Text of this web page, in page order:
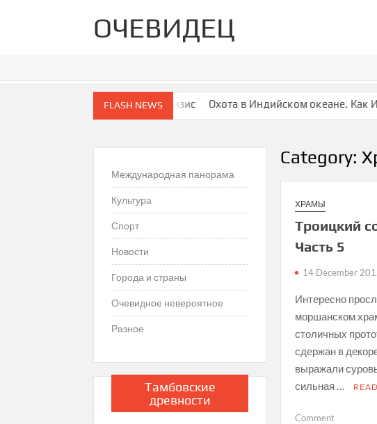
ОЧЕВИДЕЦ
FLASH NEWS
с Ираном США вползли в кризис Охота в Индийском океане. Как
Category:
ХРАМЫ
Троицкий
Часть 5
14 December
Интересно
моршанском
столичных
сдержан в
выражали
сильная …
Commenton
Международная панорама
Культура
Спорт
Новости
Города и страны
Очевидное невероятное
Разное
Тамбовские
древности